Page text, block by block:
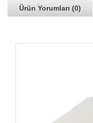
Ürün Yorumları (0)